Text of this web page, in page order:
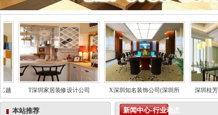
T深圳家居装修设计公司 X深圳知名装饰公司(深圳所 深圳桂芳
本站推荐 新闻中心-行业动态